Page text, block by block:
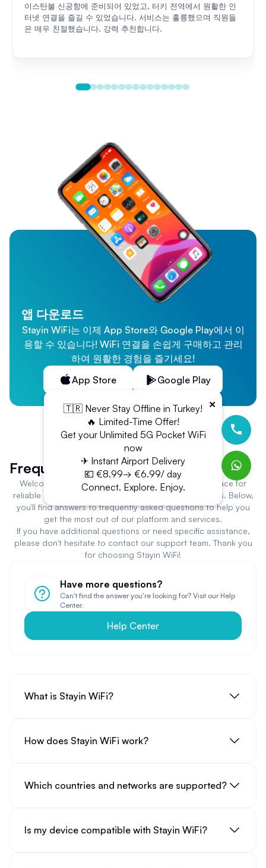
이스탄불 신공항에 준비되어 있었고, 터키 전역에서 원활한 인
터넷 연결을 즐길 수 있었습니다. 서비스는 훌륭했으며 직원들
은 매우 친절했습니다. 강력 추천합니다.
앱 다운로드
Stayin WiFi는 이제 App Store와 Google Play에서 이
용할 수 있습니다! WiFi 연결을 손쉽게 구매하고 관리
하여 원활한 경험을 즐기세요!
App Store
Google Play
Frequently Asked Questions
Welcome to Stayin WiFi! You've come to the right place for
reliable and user-friendly portable WiFi rental solutions. Below,
you'll find answers to frequently asked questions to help you
get the most out of our platform and services.
If you have additional questions or need specific assistance,
please don't hesitate to contact our support team. Thank you
for choosing Stayin WiFi!
Have more questions?
Can't find the answer you're looking for? Visit our Help
Center.
Help Center
What is Stayin WiFi?
How does Stayin WiFi work?
Which countries and networks are supported?
Is my device compatible with Stayin WiFi?
×
🇹🇷 Never Stay Offline in Turkey!
🔥 Limited-Time Offer!
Get your Unlimited 5G Pocket WiFi
now
✈ Instant Airport Delivery
💶 €8.99→ €6.99/ day
Connect. Explore. Enjoy.